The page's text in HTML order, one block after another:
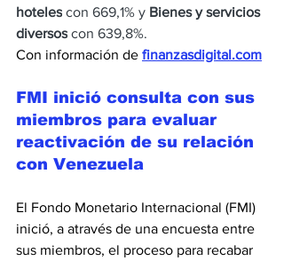
hoteles con 669,1% y Bienes y servicios
diversos con 639,8%.
Con información de finanzasdigital.com
FMI inició consulta con sus
miembros para evaluar
reactivación de su relación
con Venezuela
El Fondo Monetario Internacional (FMI)
inició, a através de una encuesta entre
sus miembros, el proceso para recabar